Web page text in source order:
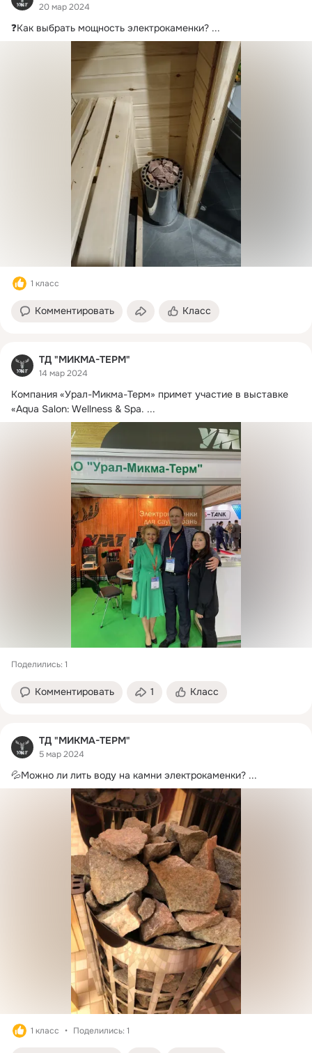
20 мар 2024
❓Как выбрать мощность электрокаменки? ...
1 класс
Комментировать Класс
ТД "МИКМА-ТЕРМ"
14 мар 2024
Компания «Урал-Микма-Терм» примет участие в выставке
«Aqua Salon: Wellness & Spa. ...
Поделились: 1
Комментировать 1 Класс
ТД "МИКМА-ТЕРМ"
5 мар 2024
💦Можно ли лить воду на камни электрокаменки? ...
1 класс Поделились: 1